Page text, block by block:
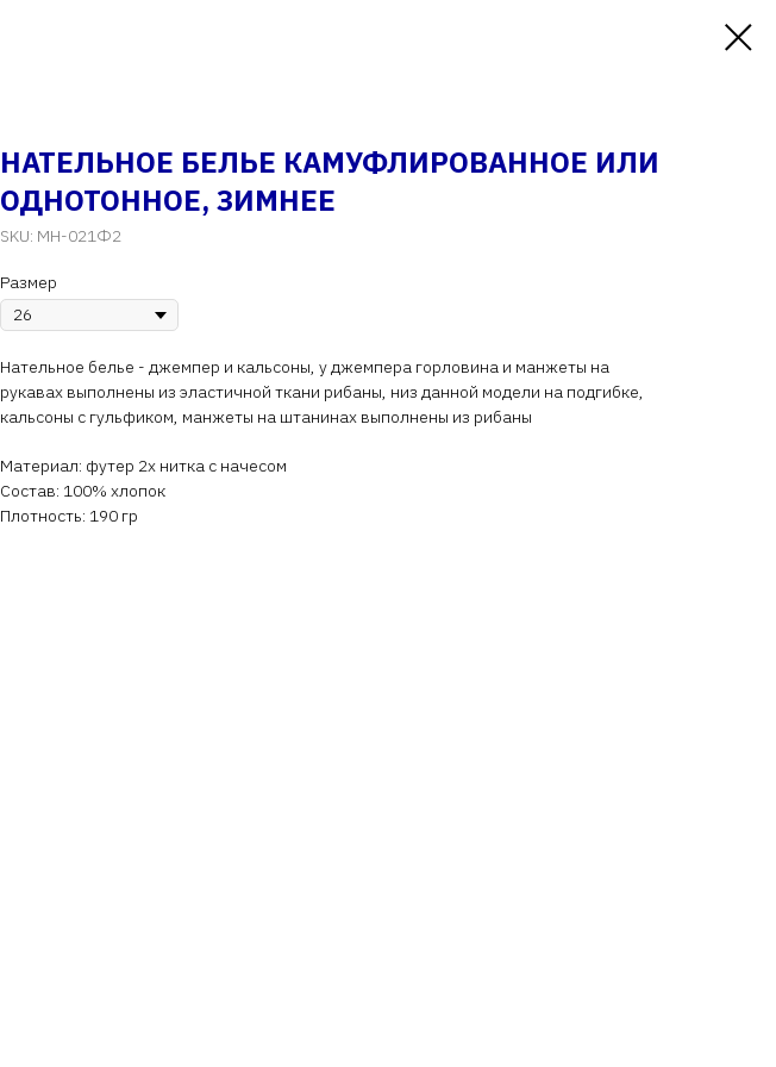
НАТЕЛЬНОЕ БЕЛЬЕ КАМУФЛИРОВАННОЕ ИЛИ
ОДНОТОННОЕ, ЗИМНЕЕ
SKU: МН-021Ф2
Размер
Нательное белье - джемпер и кальсоны, у джемпера горловина и манжеты на
рукавах выполнены из эластичной ткани рибаны, низ данной модели на подгибке,
кальсоны с гульфиком, манжеты на штанинах выполнены из рибаны
Материал: футер 2х нитка с начесом
Состав: 100% хлопок
Плотность: 190 гр